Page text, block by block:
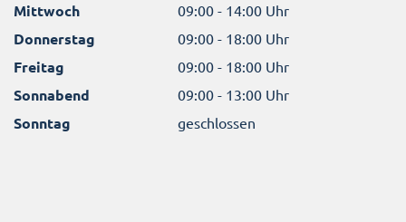
Mittwoch 09:00 - 14:00 Uhr
Donnerstag 09:00 - 18:00 Uhr
Freitag 09:00 - 18:00 Uhr
Sonnabend 09:00 - 13:00 Uhr
Sonntag geschlossen